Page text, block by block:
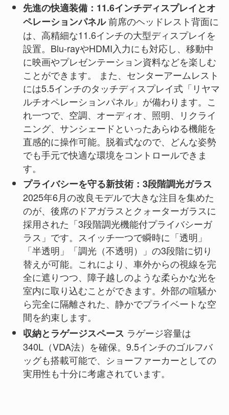
先進の快適装備：11.6インチディスプレイとオ
ペレーションパネル前席のヘッドレスト背面に
は、高精細な11.6インチの大型ディスプレイを
設置。Blu-rayやHDMI入力にも対応し、移動中
に映画やプレゼンテーション資料などを楽しむ
ことができます。 また、センターアームレスト
には5.5インチのタッチディスプレイ式「リヤマ
ルチオペレーションパネル」が備わります。こ
れ一つで、空調、オーディオ、照明、リクライ
ニング、サンシェードといったあらゆる機能を
直感的に操作可能。脱着式なので、どんな姿勢
でも手元で快適な環境をコントロールできま
す。
プライバシーを守る新技術：3段階調光ガラス
2025年6月の改良モデルで大きな注目を集めた
のが、後席のドアガラスとクォーターガラスに
採用された「3段階調光機能付プライバシーガ
ラス」です。スイッチ一つで瞬時に「透明」
「半透明」「調光（不透明）」の3段階に切り
替えが可能。これにより、車外からの視線を完
全に遮りつつ、障子越しのような柔らかな光を
室内に取り込むことができます。外部の喧騒か
ら完全に隔離された、静かでプライベートな空
間を約束します。
収納とラゲージスペース ラゲージ容量は
340L（VDA法）を確保。9.5インチのゴルフバ
ッグも搭載可能で、ショーファーカーとしての
実用性も十分に考慮されています。